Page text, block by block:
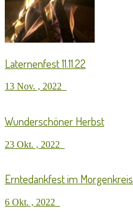
Laternenfest 11.11.22
13 Nov. , 2022
Wunderschöner Herbst
23 Okt. , 2022
Erntedankfest im Morgenkreis
6 Okt. , 2022